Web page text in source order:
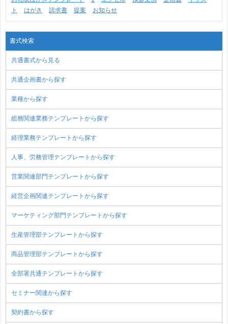
ト
はがき 請求書 提案 お知らせ
書式検索
共通書式から見る
共通企画書から探す
業種から探す
総務関連業務テンプレートから探す
経理業務テンプレートから探す
人事、労務管理テンプレートから探す
営業関連部門テンプレートから探す
経営企画関連テンプレートから探す
マーケティング部門テンプレートから探す
生産管理部テンプレートから探す
商品管理部テンプレートから探す
全部署共通テンプレートから探す
セミナー関連から探す
契約書から探す